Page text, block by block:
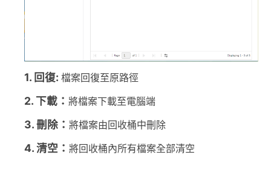
1. 回復: 檔案回復至原路徑
2. 下載： 將檔案下載至電腦端
3.刪除： 將檔案由回收桶中刪除
4.清空： 將回收桶內所有檔案全部清空